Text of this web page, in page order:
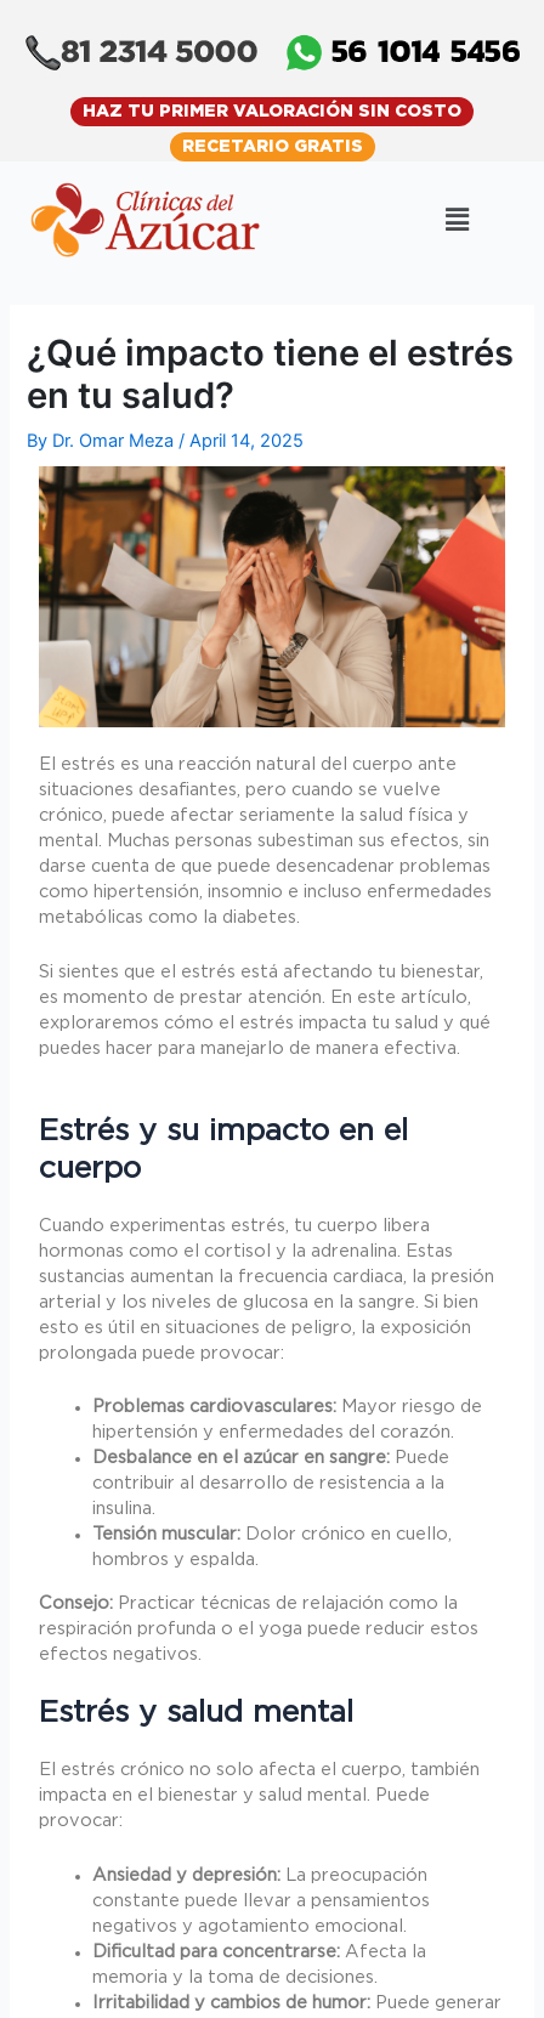
content
HAZ TU PRIMER VALORACIÓN SIN COSTO
RECETARIO GRATIS
Menu
¿Qué impacto tiene el estrés
en tu salud?
By Dr. Omar Meza/April 14, 2025
El estrés es una reacción natural del cuerpo ante
situaciones desafiantes, pero cuando se vuelve
crónico, puede afectar seriamente la salud física y
mental. Muchas personas subestiman sus efectos, sin
darse cuenta de que puede desencadenar problemas
como hipertensión, insomnio e incluso enfermedades
metabólicas como la diabetes.
Si sientes que el estrés está afectando tu bienestar,
es momento de prestar atención. En este artículo,
exploraremos cómo el estrés impacta tu salud y qué
puedes hacer para manejarlo de manera efectiva.
Estrés y su impacto en el
cuerpo
Cuando experimentas estrés, tu cuerpo libera
hormonas como el cortisol y la adrenalina. Estas
sustancias aumentan la frecuencia cardiaca, la presión
arterial y los niveles de glucosa en la sangre. Si bien
esto es útil en situaciones de peligro, la exposición
prolongada puede provocar:
Problemas cardiovasculares: Mayor riesgo de
hipertensión y enfermedades del corazón.
Desbalance en el azúcar en sangre: Puede
contribuir al desarrollo de resistencia a la
insulina.
Tensión muscular: Dolor crónico en cuello,
hombros y espalda.
Consejo: Practicar técnicas de relajación como la
respiración profunda o el yoga puede reducir estos
efectos negativos.
Estrés y salud mental
El estrés crónico no solo afecta el cuerpo, también
impacta en el bienestar y salud mental. Puede
provocar:
Ansiedad y depresión: La preocupación
constante puede llevar a pensamientos
negativos y agotamiento emocional.
Dificultad para concentrarse: Afecta la
memoria y la toma de decisiones.
Irritabilidad y cambios de humor: Puede generar
navigation